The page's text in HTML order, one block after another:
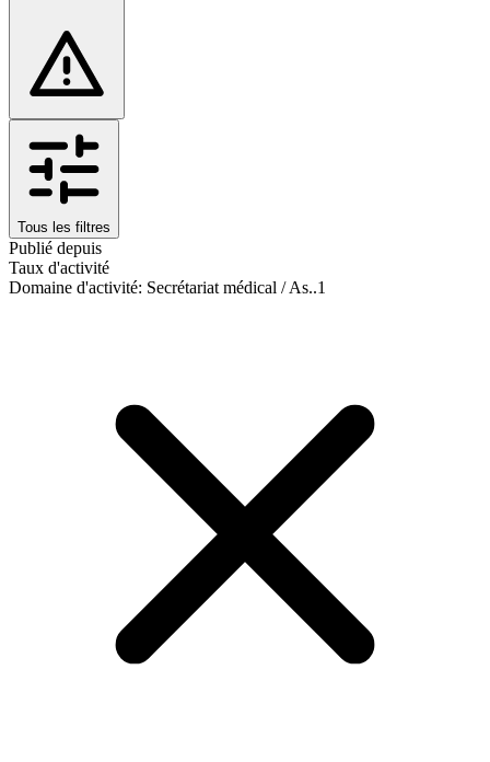
Tous les filtres
Publié depuis
Taux d'activité
Domaine d'activité: Secrétariat médical / As..1